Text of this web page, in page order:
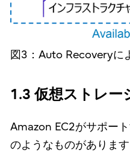
図3：Auto Recoveryに
1.3 仮想ストレー
Amazon EC2がサポー
のようなものがあります